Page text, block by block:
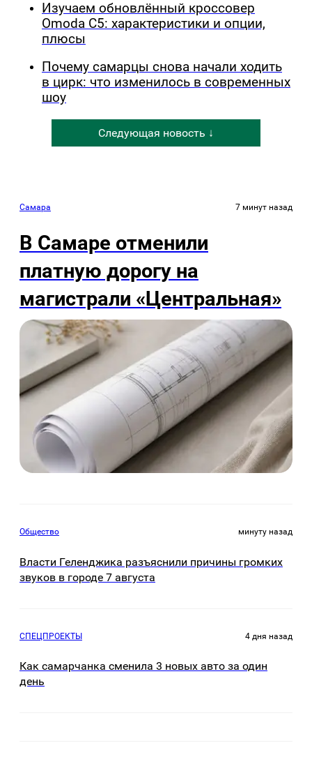
Изучаем обновлённый кроссовер
Omoda C5: характеристики и опции,
плюсы
Почему самарцы снова начали ходить
в цирк: что изменилось в современных
шоу
Следующая новость ↓
Самара 7 минут назад
В Самаре отменили
платную дорогу на
магистрали «Центральная»
Общество минуту назад
Власти Геленджика разъяснили причины громких
звуков в городе 7 августа
СПЕЦПРОЕКТЫ 4 дня назад
Как самарчанка сменила 3 новых авто за один
день